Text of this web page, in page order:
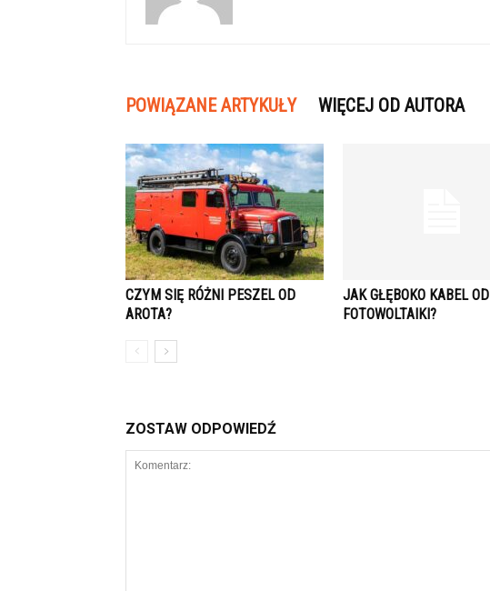
POWIĄZANE ARTYKUŁY WIĘCEJ OD AUTORA
CZYM SIĘ RÓŻNI PESZEL OD
AROTA?
JAK GŁĘBOKO KABEL OD
FOTOWOLTAIKI?
ZOSTAW ODPOWIEDŹ